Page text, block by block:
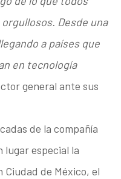
Desde una
a países que
en tecnología
general ante sus
de la compañía
lugar especial la
de México, el